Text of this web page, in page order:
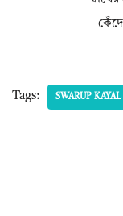
Tags: SWARUP